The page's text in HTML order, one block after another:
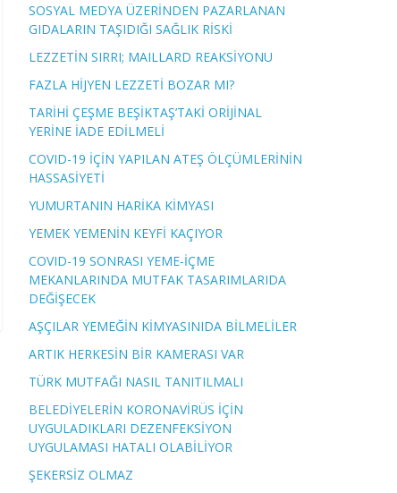
SOSYAL MEDYA ÜZERİNDEN PAZARLANAN
GIDALARIN TAŞIDIĞI SAĞLIK RİSKİ
LEZZETİN SIRRI; MAILLARD REAKSİYONU
FAZLA HİJYEN LEZZETİ BOZAR MI?
TARİHİ ÇEŞME BEŞİKTAŞ’TAKİ ORİJİNAL
YERİNE İADE EDİLMELİ
COVID-19 İÇİN YAPILAN ATEŞ ÖLÇÜMLERİNİN
HASSASİYETİ
YUMURTANIN HARİKA KİMYASI
YEMEK YEMENİN KEYFİ KAÇIYOR
COVID-19 SONRASI YEME-İÇME
MEKANLARINDA MUTFAK TASARIMLARIDA
DEĞİŞECEK
AŞÇILAR YEMEĞİN KİMYASINIDA BİLMELİLER
ARTIK HERKESİN BİR KAMERASI VAR
TÜRK MUTFAĞI NASIL TANITILMALI
BELEDİYELERİN KORONAVİRÜS İÇİN
UYGULADIKLARI DEZENFEKSİYON
UYGULAMASI HATALI OLABİLİYOR
ŞEKERSİZ OLMAZ